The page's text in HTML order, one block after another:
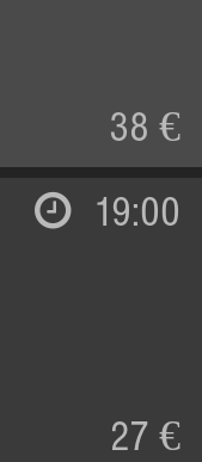
38 €
19:00
27 €